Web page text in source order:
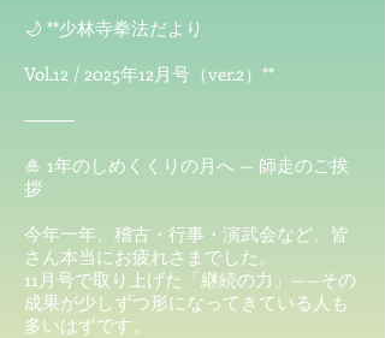
🌙 **少林寺拳法だより
Vol.12 / 2025年12月号（ver.2）**
⸻
🎍 1年のしめくくりの月へ — 師走のご挨
拶
今年一年、稽古・行事・演武会など、皆
さん本当にお疲れさまでした。
11月号で取り上げた「継続の力」——その
成果が少しずつ形になってきている人も
多いはずです。